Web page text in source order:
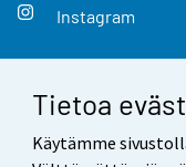
Tietoa
Käytämme
Instagram
Yhteystiedot
Palaute